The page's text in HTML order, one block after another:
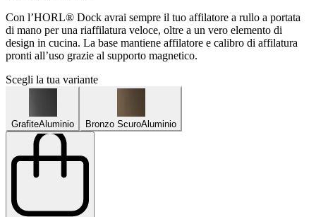
Con l’HORL® Dock avrai sempre il tuo affilatore a rullo a portata
di mano per una riaffilatura veloce, oltre a un vero elemento di
design in cucina. La base mantiene affilatore e calibro di affilatura
pronti all’uso grazie al supporto magnetico.
Scegli la tua variante
GrafiteAluminio Bronzo ScuroAluminio